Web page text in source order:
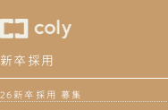
新卒採用
26新卒採用 募集